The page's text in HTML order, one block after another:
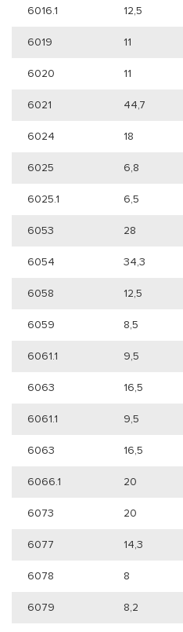
6016.1 12,5
6019 11
6020 11
6021 44,7
6024 18
6025 6,8
6025.1 6,5
6053 28
6054 34,3
6058 12,5
6059 8,5
6061.1 9,5
6063 16,5
6061.1 9,5
6063 16,5
6066.1 20
6073 20
6077 14,3
6078 8
6079 8,2